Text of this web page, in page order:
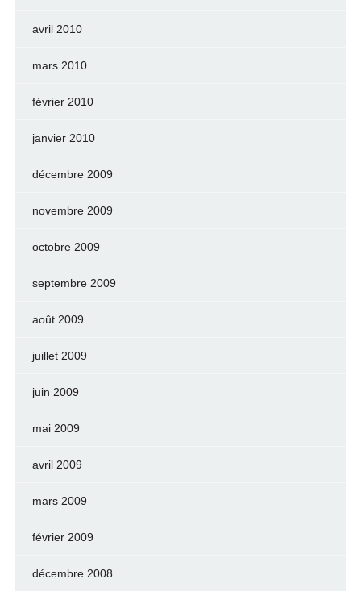
avril 2010
mars 2010
février 2010
janvier 2010
décembre 2009
novembre 2009
octobre 2009
septembre 2009
août 2009
juillet 2009
juin 2009
mai 2009
avril 2009
mars 2009
février 2009
décembre 2008